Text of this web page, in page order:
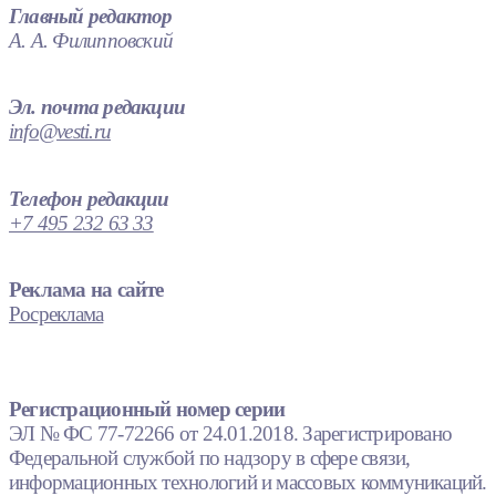
Главный редактор
А. А. Филипповский
Эл. почта редакции
info@vesti.ru
Телефон редакции
+7 495 232 63 33
Реклама на сайте
Росреклама
Регистрационный номер серии
ЭЛ № ФС 77-72266 от 24.01.2018. Зарегистрировано
Федеральной службой по надзору в сфере связи,
информационных технологий и массовых коммуникаций.